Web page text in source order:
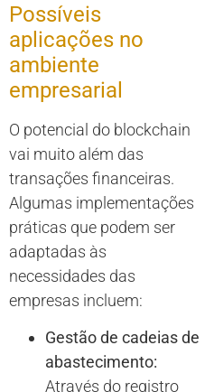
Possíveis
aplicações no
ambiente
empresarial
O potencial do blockchain
vai muito além das
transações financeiras.
Algumas implementações
práticas que podem ser
adaptadas às
necessidades das
empresas incluem:
Gestão de cadeias de
abastecimento:
Através do registro